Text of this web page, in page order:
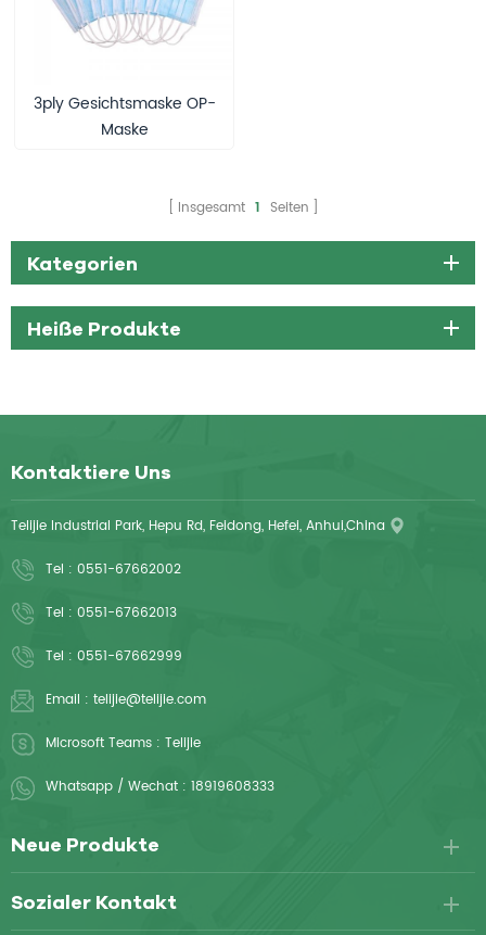
3ply Gesichtsmaske OP-
Maske
Insgesamt 1 Seiten
Kategorien
Heiße Produkte
Kontaktiere Uns
Telijie Industrial Park, Hepu Rd, Feidong, Hefei, Anhui,China
Tel : 0551-67662002
Tel : 0551-67662013
Tel : 0551-67662999
Email : telijie@telijie.com
Microsoft Teams : Telijie
Whatsapp / Wechat : 18919608333
Neue Produkte
Sozialer Kontakt